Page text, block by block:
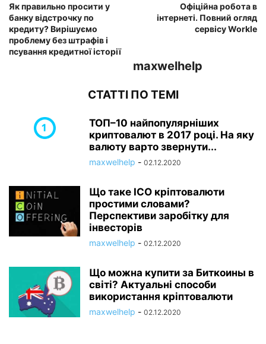
Як правильно просити у
банку відстрочку по
кредиту? Вирішуємо
проблему без штрафів і
псування кредитної історії
Офіційна робота в
інтернеті. Повний огляд
сервісу Workle
maxwelhelp
СТАТТІ ПО ТЕМІ
ТОП–10 найпопулярніших
криптовалют в 2017 році. На яку
валюту варто звернути...
maxwelhelp - 02.12.2020
Що таке ICO кріптовалюти
простими словами?
Перспективи заробітку для
інвесторів
maxwelhelp - 02.12.2020
Що можна купити за Биткоины в
світі? Актуальні способи
використання кріптовалюти
maxwelhelp - 02.12.2020